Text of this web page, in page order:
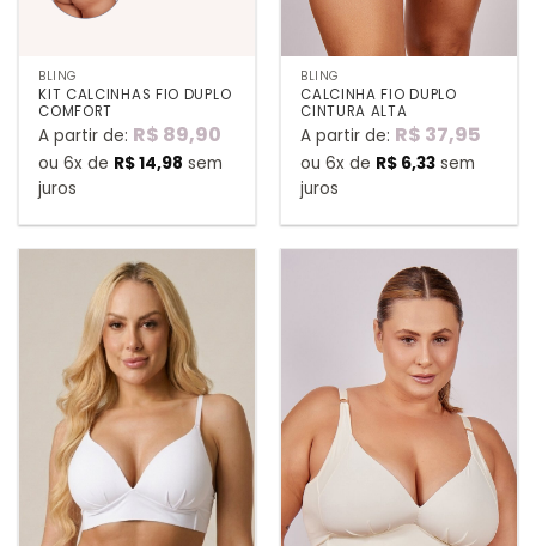
BLING
KIT CALCINHAS FIO DUPLO
COMFORT
A partir de: R$ 89,90
ou 6x de R$14,98 sem
juros
BLING
CALCINHA FIO DUPLO
CINTURA ALTA
A partir de: R$ 37,95
ou 6x de R$ 6,33 sem
juros